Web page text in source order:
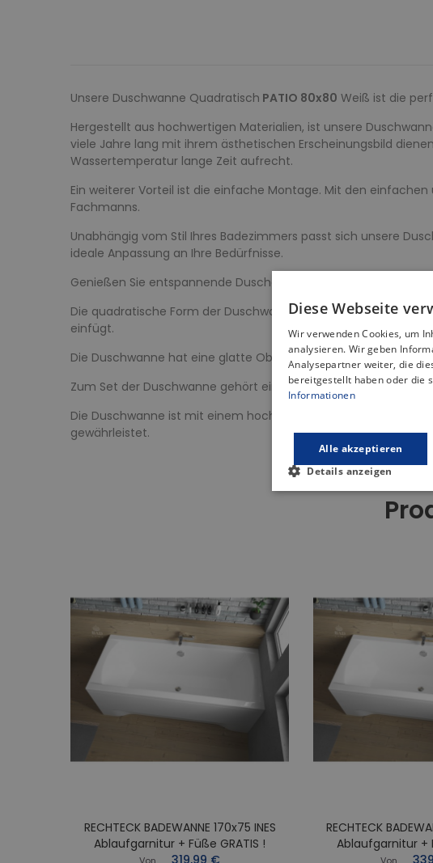
Unsere Duschwanne Quadratisch PATIO 80x80 Weiß ist die
Hergestellt aus hochwertigen Materialien, ist unsere
viele Jahre lang mit ihrem ästhetischen Erscheinungsbild
Wassertemperatur lange Zeit aufrecht.
Ein weiterer Vorteil ist die einfache Montage. Mit den
Fachmanns.
Unabhängig vom Stil Ihres Badezimmers passt sich unsere
ideale Anpassung an Ihre Bedürfnisse.
Genießen Sie entspannende Duschen und seien Sie
Die quadratische Form der Duschwanne in der Größe 80x80,
einfügt.
Die Duschwanne hat eine glatte Oberfläche, die Komfort und
Zum Set der Duschwanne gehört ein solider Rahmen, der
Die Duschwanne ist mit einem hochwertigen Ablauf mit
gewährleistet.
RECHTECK BADEWANNE 170x75 INES
Ablaufgarnitur + Füße GRATIS !
Von 319,99 €
RECHTECK
Ablaufgarnitur +
Von
Diese Webseite
Wir verwenden Cookies, um
analysieren. Wir geben
Analysepartner weiter, die
bereitgestellt haben oder die
Informationen
Alle akzeptieren
Details anzeigen